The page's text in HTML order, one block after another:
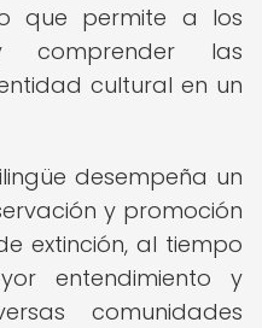
que permite a los
comprender las
cultural en un
desempeña un
y promoción
extinción, al tiempo
entendimiento y
comunidades